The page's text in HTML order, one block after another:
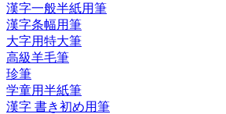
漢字一般半紙用筆
漢字条幅用筆
大字用特大筆
高級羊毛筆
珍筆
学童用半紙筆
漢字 書き初め用筆